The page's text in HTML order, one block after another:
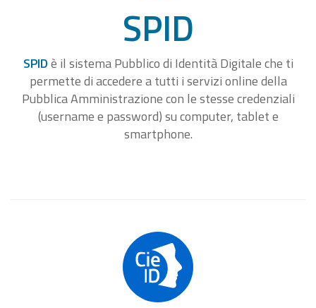
SPID
SPIDè il sistema Pubblico di Identità Digitale che ti
permette di accedere a tutti i servizi online della
Pubblica Amministrazione con le stesse credenziali
(username e password) su computer, tablet e
smartphone.